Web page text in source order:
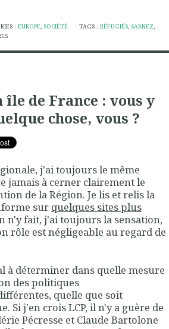
: EUROPE, SOCIÉTÉ TAGS :RÉFUGIÉS, SARNEZ,
île de France : vous y
chose, vous ?
j'ai toujours le même
jamais à cerner clairement le
de la Région. Je lis et relis la
sur quelques sites plus
n'y fait, j'ai toujours la sensation,
rôle est négligeable au regard de
à déterminer dans quelle mesure
des politiques
quelle que soit
Si j'en crois LCP, il n'y a guère de
Pécresse et Claude Bartolone